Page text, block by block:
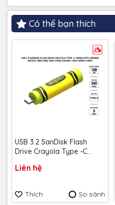
Có thể bạn thích
USB 3.2 SanDisk Flash
Drive Crayola Type -C
SDCZIC-128G-G46L màu
năm
Liên hệ
Thích So sánh